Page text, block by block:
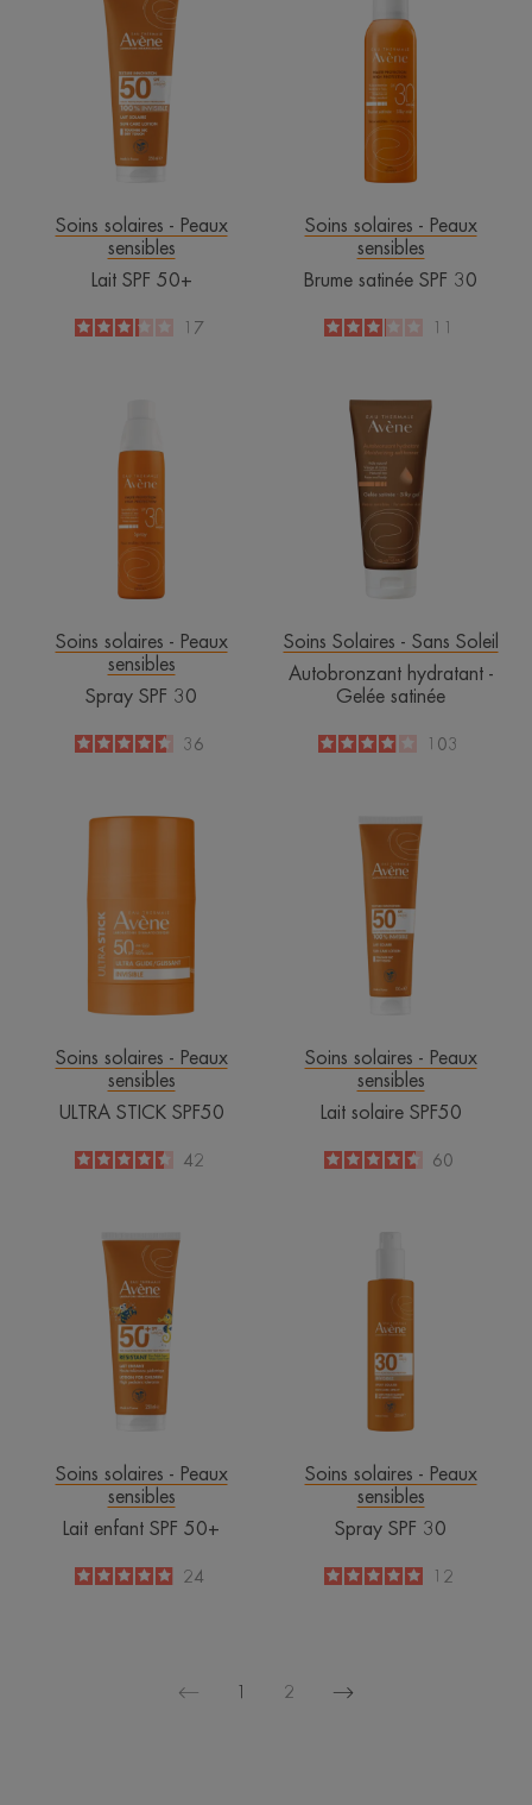
SPF
50+
Soins solaires - Peaux
sensibles
Lait SPF 50+
3.2
/517
SPF
30
Soins solaires - Peaux
sensibles
Brume satinée SPF 30
3.1
/511
30
Soins solaires - Peaux
sensibles
Spray SPF 30
4.6
/
5
36
Autobronzant
hydratant
-
Gelée
satinée
Soins Solaires - Sans Soleil
Autobronzant hydratant -
Gelée satinée
4/5103
ULTRA
Soins solaires - Peaux
sensibles
ULTRA STICK SPF50
4.5
/
5
42
solaire
SPF50
Soins solaires - Peaux
sensibles
Lait solaire SPF50
4.6
/
5
60
enfant
SPF
50+
Soins solaires - Peaux
sensibles
Lait enfant SPF 50+
5
/
5
24
30
Soins solaires - Peaux
sensibles
Spray SPF 30
5/512
2
Page